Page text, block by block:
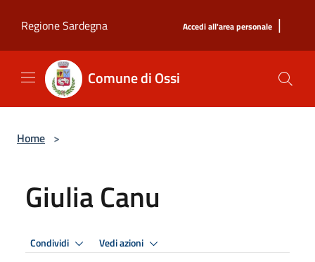
Regione Sardegna
Accedi all'area personale |
Comune di Ossi
Home >
Giulia Canu
Condividi Vedi azioni